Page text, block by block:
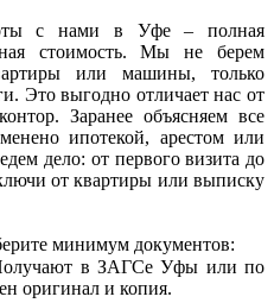
с нами в Уфе – полная
стоимость. Мы не берем
или машины, только
Это выгодно отличает нас от
Заранее объясняем все
ипотекой, арестом или
дело: от первого визита до
от квартиры или выписку
минимум документов:
в ЗАГСе Уфы или по
оригинал и копия.